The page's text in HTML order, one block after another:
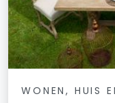
WONEN, HUIS